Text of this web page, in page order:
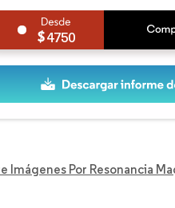
4750
Imágenes Por Resonancia